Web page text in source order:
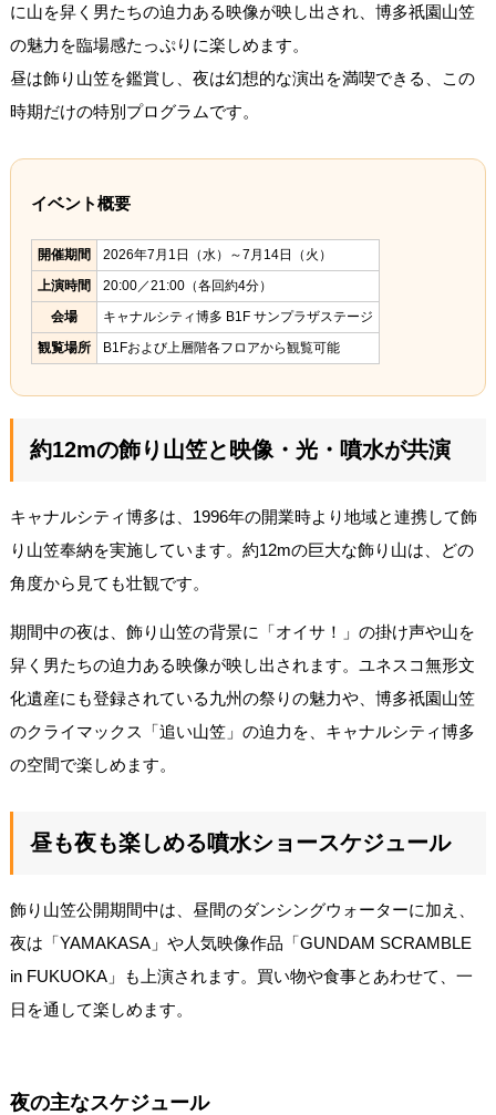
に山を舁く男たちの迫力ある映像が映し出され、博多祇園山笠
の魅力を臨場感たっぷりに楽しめます。
昼は飾り山笠を鑑賞し、夜は幻想的な演出を満喫できる、この
時期だけの特別プログラムです。
イベント概要
開催期間
2026年7月1日（水）～7月14日（火）
上演時間
20:00／21:00（各回約4分）
会場
キャナルシティ博多 B1F サンプラザステージ
観覧場所
B1Fおよび上層階各フロアから観覧可能
約12mの飾り山笠と映像・光・噴水が共演
キャナルシティ博多は、1996年の開業時より地域と連携して飾
り山笠奉納を実施しています。約12mの巨大な飾り山は、どの
角度から見ても壮観です。
期間中の夜は、飾り山笠の背景に「オイサ！」の掛け声や山を
舁く男たちの迫力ある映像が映し出されます。ユネスコ無形文
化遺産にも登録されている九州の祭りの魅力や、博多祇園山笠
のクライマックス「追い山笠」の迫力を、キャナルシティ博多
の空間で楽しめます。
昼も夜も楽しめる噴水ショースケジュール
飾り山笠公開期間中は、昼間のダンシングウォーターに加え、
夜は「YAMAKASA」や人気映像作品「GUNDAM SCRAMBLE
in FUKUOKA」も上演されます。買い物や食事とあわせて、一
日を通して楽しめます。
夜の主なスケジュール